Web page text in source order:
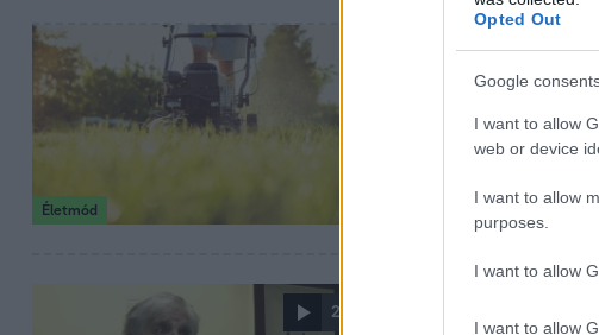
Opted Out
Google
I want to allow
web or device
I want to allow
purposes.
I want to allow
I want to allow
Életmód
Ezt tegyük, ha
Beköszöntött a
más pihenni szeretne.
2:00